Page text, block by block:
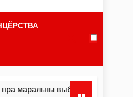
выбар і інстынкты